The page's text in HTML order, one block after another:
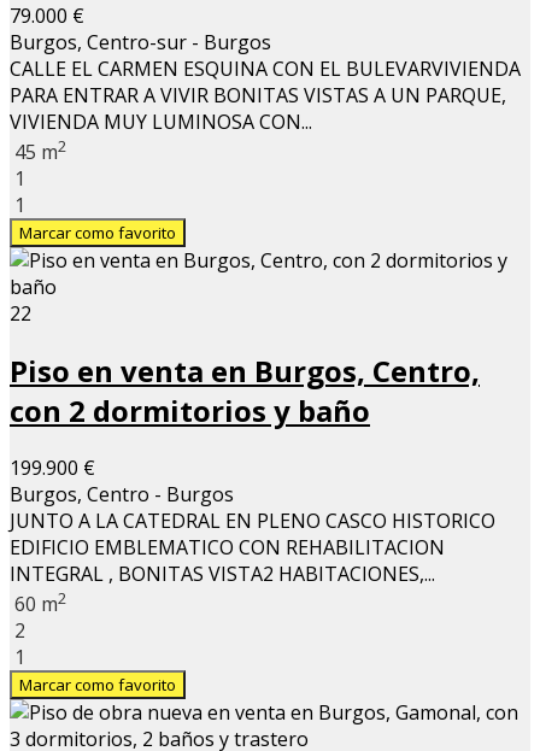
79.000 €
Burgos, Centro-sur - Burgos
CALLE EL CARMEN ESQUINA CON EL BULEVARVIVIENDA
PARA ENTRAR A VIVIR BONITAS VISTAS A UN PARQUE,
VIVIENDA MUY LUMINOSA CON...
45 m2
1
1
Marcar como favorito
22
Piso en venta en Burgos, Centro,
con 2 dormitorios y baño
199.900 €
Burgos, Centro - Burgos
JUNTO A LA CATEDRAL EN PLENO CASCO HISTORICO
EDIFICIO EMBLEMATICO CON REHABILITACION
INTEGRAL , BONITAS VISTA2 HABITACIONES,...
60 m2
2
1
Marcar como favorito